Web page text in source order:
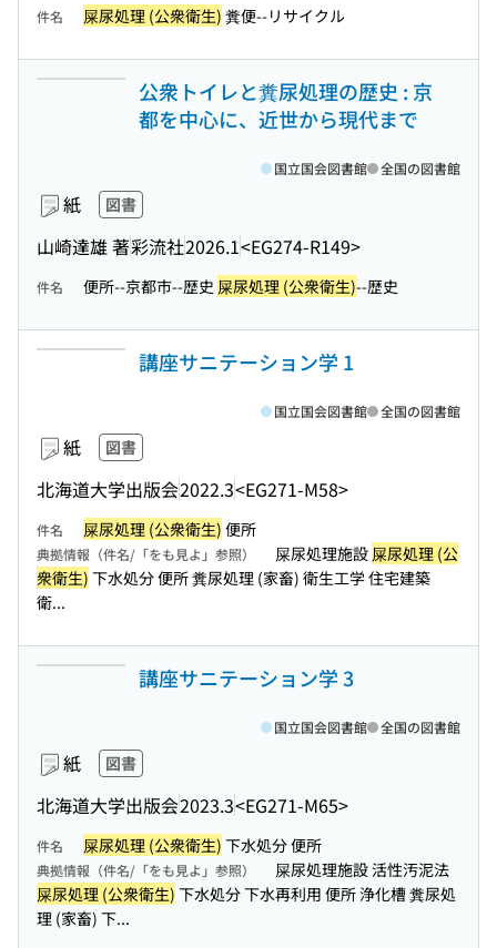
件名 屎尿処理 (公衆衛生) 糞便--リサイクル
公衆トイレと糞尿処理の歴史 : 京
都を中心に、近世から現代まで
紙 図書
山崎達雄 著彩流社2026.1<EG274-R149>
国立国会図書館 全国の図書館
件名 便所--京都市--歴史 屎尿処理 (公衆衛生)--歴史
講座サニテーション学 1
紙 図書
北海道大学出版会2022.3<EG271-M58>
国立国会図書館 全国の図書館
件名 屎尿処理 (公衆衛生) 便所
典拠情報（件名/「をも見よ」参照） 屎尿処理施設 屎尿処理 (公
衆衛生) 下水処分 便所 糞尿処理 (家畜) 衛生工学 住宅建築
衛...
講座サニテーション学 3
紙 図書
北海道大学出版会2023.3<EG271-M65>
国立国会図書館 全国の図書館
件名 屎尿処理 (公衆衛生) 下水処分 便所
典拠情報（件名/「をも見よ」参照）
屎尿処理施設 活性汚泥法
屎尿処理 (公衆衛生) 下水処分 下水再利用 便所 浄化槽 糞尿処
理 (家畜) 下...